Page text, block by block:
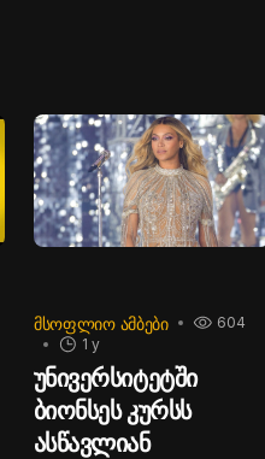
ᲛᲡᲝᲤᲚᲘᲝ ᲐᲛᲑᲔᲑᲘ
1 y
604
უნივერსიტეტში
ბიონსეს კურსს
ასწავლიან